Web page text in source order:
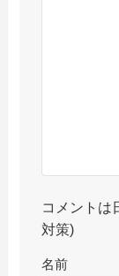
コメントは
対策)
名前